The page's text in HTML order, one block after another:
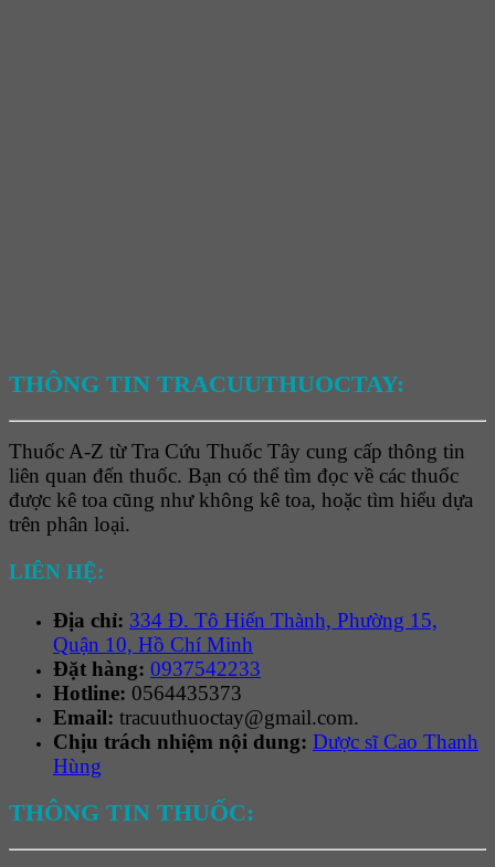
THÔNG TIN TRACUUTHUOCTAY:
Thuốc A-Z từ Tra Cứu Thuốc Tây cung cấp thông tin
liên quan đến thuốc. Bạn có thể tìm đọc về các thuốc
được kê toa cũng như không kê toa, hoặc tìm hiểu dựa
trên phân loại.
LIÊN HỆ:
Địa chỉ: 334 Đ. Tô Hiến Thành, Phường 15,
Quận 10, Hồ Chí Minh
Đặt hàng: 0937542233
Hotline: 0564435373
Email: tracuuthuoctay@gmail.com.
Chịu trách nhiệm nội dung: Dược sĩ Cao Thanh
Hùng
THÔNG TIN THUỐC: